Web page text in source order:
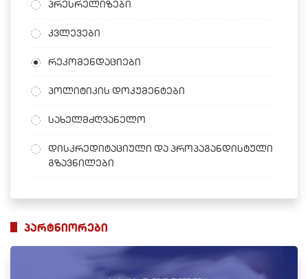
პრესრელიზები
კვლევები
რეკომენდაციები
პოლიტიკის დოკუმენტები
სახელმძღვანელო
დისკრედიტაციული და პროპაგანდისტული
გზავნილები
პარტნიორები